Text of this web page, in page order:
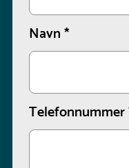
Navn*
Telefonnummer